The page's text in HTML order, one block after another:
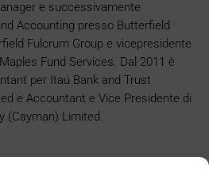
e successivamente
Accounting presso Butterfield
Fulcrum Group e vicepresidente
Fund Services. Dal 2011 è
per Itaú Bank and Trust
e Accountant e Vice Presidente di
(Cayman) Limited.